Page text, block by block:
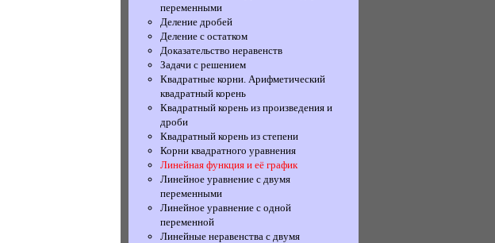
переменными
Деление дробей
Деление с остатком
Доказательство неравенств
Задачи с решением
Квадратные корни. Арифметический
квадратный корень
Квадратный корень из произведения и
дроби
Квадратный корень из степени
Корни квадратного уравнения
Линейная функция и её график
Линейное уравнение с двумя
переменными
Линейное уравнение с одной
переменной
Линейные неравенства с двумя